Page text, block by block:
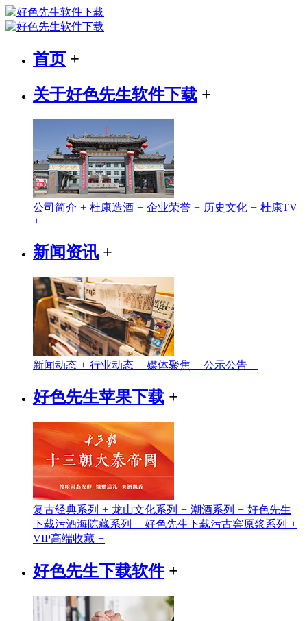
首页 +
关于好色先生软件下载 +
公司简介 + 杜康造酒 + 企业荣誉 + 历史文化 + 杜康TV
+
新闻资讯 +
新闻动态 + 行业动态 + 媒体聚焦 + 公示公告 +
好色先生苹果下载 +
复古经典系列 + 龙山文化系列 + 潮酒系列 + 好色先生
下载污酒海陈藏系列 + 好色先生下载污古窖原浆系列 +
VIP高端收藏 +
好色先生下载软件+